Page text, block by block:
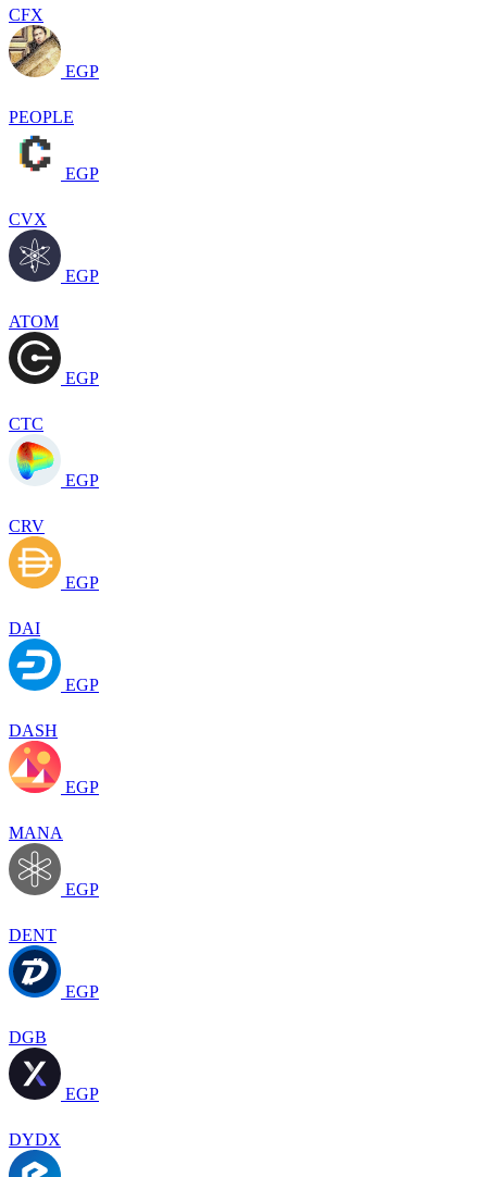
CFX
EGP
PEOPLE
EGP
CVX
EGP
ATOM
EGP
CTC
EGP
CRV
EGP
DAI
EGP
DASH
EGP
MANA
EGP
DENT
EGP
DGB
EGP
DYDX